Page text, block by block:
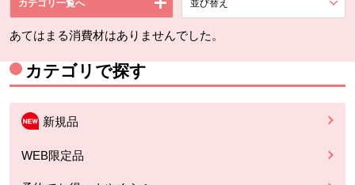
カテゴリ一覧へ 並び替え
あてはまる消費材はありませんでした。
カテゴリで探す
新規品
WEB限定品